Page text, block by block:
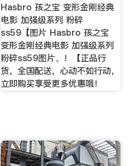
Hasbro 孩之宝 变形金刚经典
电影 加强级系列 粉碎
ss59【图片 Hasbro 孩之宝
变形金刚经典电影 加强级系列
粉碎ss59图片、！【正品行
货，全国配送，心动不如行动，
立即购买享受更多优惠哦！